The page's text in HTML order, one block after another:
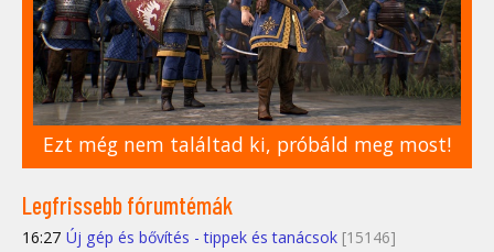
Ezt még nem találtad ki, próbáld meg most!
Legfrissebb fórumtémák
16:27 Új gép és bővítés - tippek és tanácsok [15146]